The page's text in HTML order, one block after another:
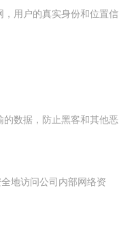
用户的真实身份和位置信
数据，防止黑客和其他恶
地访问公司内部网络资